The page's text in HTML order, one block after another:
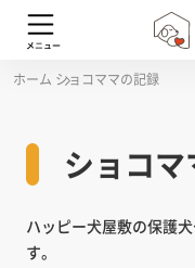
ホーム ショコママの記録
ショコ
ハッピー犬屋敷の保護
す。